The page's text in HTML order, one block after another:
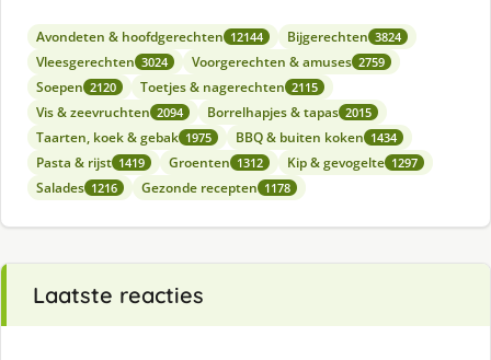
Avondeten & hoofdgerechten 12144 Bijgerechten 3824
Vleesgerechten 3024 Voorgerechten & amuses 2759
Soepen 2120 Toetjes & nagerechten 2115
Vis & zeevruchten 2094 Borrelhapjes & tapas 2015
Taarten, koek & gebak 1975 BBQ & buiten koken 1434
Pasta & rijst 1419 Groenten 1312 Kip & gevogelte 1297
Salades 1216 Gezonde recepten 1178
Laatste reacties